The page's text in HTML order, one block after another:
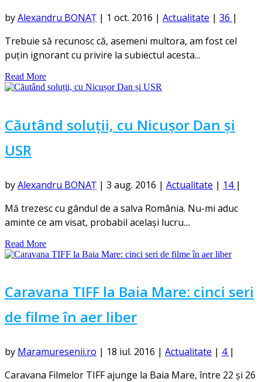
byAlexandru BONAȚ | 1 oct. 2016 | Actualitate | 36 |
Trebuie să recunosc că, asemeni multora, am fost cel
puțin ignorant cu privire la subiectul acesta...
Read More
Căutând soluții, cu Nicușor Dan și
USR
byAlexandru BONAȚ | 3 aug. 2016 | Actualitate | 14 |
Mă trezesc cu gândul de a salva România. Nu-mi aduc
aminte ce am visat, probabil același lucru....
Read More
Caravana TIFF la Baia Mare: cinci seri
de filme în aer liber
by Maramuresenii.ro | 18 iul. 2016 | Actualitate | 4 |
Caravana Filmelor TIFF ajunge la Baia Mare, între 22 și 26